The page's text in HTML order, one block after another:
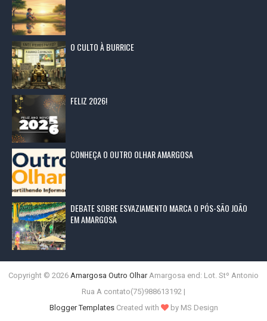
O CULTO À BURRICE
FELIZ 2026!
CONHEÇA O OUTRO OLHAR AMARGOSA
DEBATE SOBRE ESVAZIAMENTO MARCA O PÓS-SÃO JOÃO
EM AMARGOSA
Copyright © 2026 Amargosa Outro Olhar Amargosa end: Lot. Stº Antonio
Rua A contato(75)988613192 |
Blogger TemplatesCreated with by MS Design